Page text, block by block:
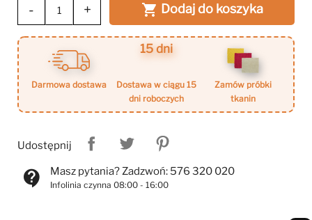
- +  Dodaj do koszyka
darmowa dostawa
15 dni
dostawa w ciągu 15
dni roboczych
zamów próbki
tkanin
Udostępnij
contact_support Masz pytania? Zadzwoń: 576 320 020
Infolinia czynna 08:00 - 16:00